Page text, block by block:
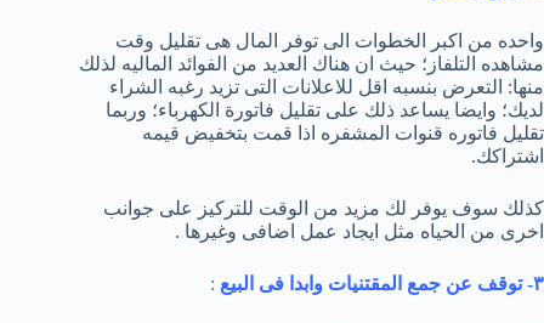
واحده من اكبر الخطوات الى توفر المال هى تقليل وقت
مشاهده التلفاز؛ حيث ان هناك العديد من الفوائد الماليه لذلك
منها: التعرض بنسبه اقل للاعلانات التى تزيد رغبه الشراء
لديك؛ وايضا يساعد ذلك على تقليل فاتورة الكهرباء؛ وربما
تقليل فاتوره قنوات المشفره اذا قمت بتخفيض قيمه
اشتراكك.
كذلك سوف يوفر لك مزيد من الوقت للتركيز على جوانب
اخرى من الحياه مثل ايجاد عمل اضافى وغيرها .
٣- توقف عن جمع المقتنيات وابدا فى البيع :